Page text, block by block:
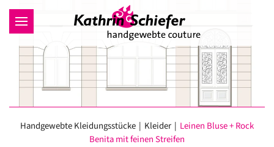
Zum Hauptinhalt springen
Handgewebte Kleidungsstücke Kleider
Leinen Bluse + Rock
Benita mit feinen Streifen